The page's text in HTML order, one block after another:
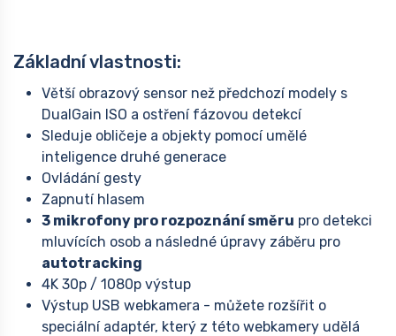
Základní vlastnosti:
Větší obrazový sensor než předchozí modely s
DualGain ISO a ostření fázovou detekcí
Sleduje obličeje a objekty pomocí umělé
inteligence druhé generace
Ovládání gesty
Zapnutí hlasem
3 mikrofony pro rozpoznání směru pro detekci
mluvících osob a následné úpravy záběru pro
autotracking
4K 30p / 1080p výstup
Výstup USB webkamera - můžete rozšířit o
speciální adaptér, který z této webkamery udělá